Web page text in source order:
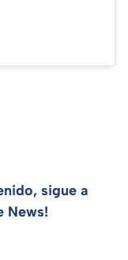
sigue a
News!